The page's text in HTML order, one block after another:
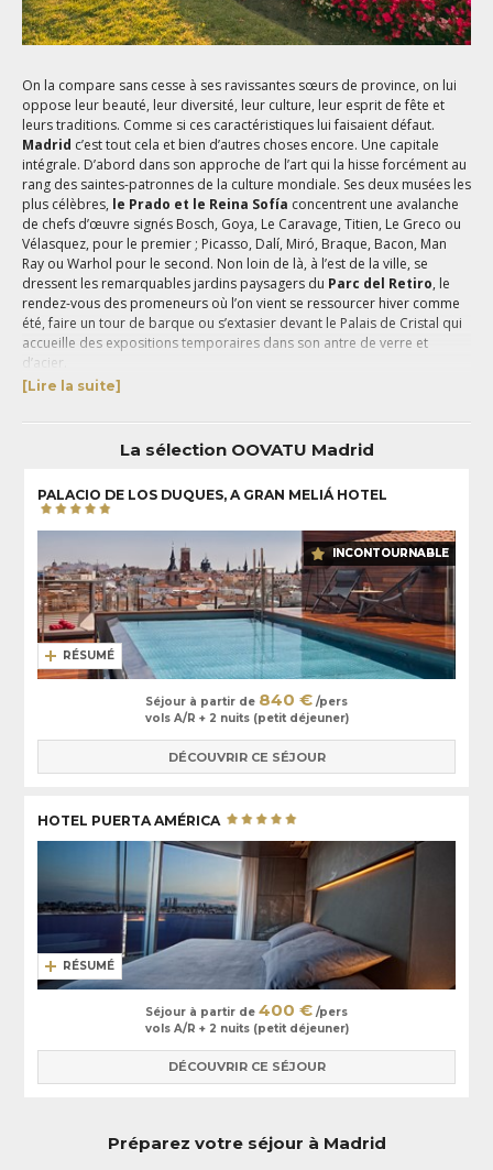
On la compare sans cesse à ses ravissantes sœurs de province, on lui
oppose leur beauté, leur diversité, leur culture, leur esprit de fête et
leurs traditions. Comme si ces caractéristiques lui faisaient défaut.
Madrid c’est tout cela et bien d’autres choses encore. Une capitale
intégrale. D’abord dans son approche de l’art qui la hisse forcément au
rang des saintes-patronnes de la culture mondiale. Ses deux musées les
plus célèbres, le Prado et le Reina Sofía concentrent une avalanche
de chefs d’œuvre signés Bosch, Goya, Le Caravage, Titien, Le Greco ou
Vélasquez, pour le premier ; Picasso, Dalí, Miró, Braque, Bacon, Man
Ray ou Warhol pour le second. Non loin de là, à l’est de la ville, se
dressent les remarquables jardins paysagers du Parc del Retiro, le
rendez-vous des promeneurs où l’on vient se ressourcer hiver comme
été, faire un tour de barque ou s’extasier devant le Palais de Cristal qui
accueille des expositions temporaires dans son antre de verre et
d’acier.
Madrid, ce sont aussi ces grandes avenues élégantes ponctuées de
Comunicaciones, bâtiment grandiose devenu Hôtel de Ville ; la Puerta
del Sol, vibrante et cosmopolite au cœur de la cité ; laPlaza Mayor
prise en étau entre le Théâtre et le Palais Royal…
La plus grande ville du royaume possède, comme toute capitale qui se
respecte, son lot d’étrangetés, on pense auTemple d’Amon,
authentique monument d’Egypte reconstruit sur le sol madrilène, la
superbe gare Atocha qui dissimule une incroyable végétation, la Casa
de Campo, forêt aride que l’on survole en téléphérique et où l’on trouve
diverses installations, comme un parc d’attraction.
Unséjour à Madrid
, c’est aussi l’occasion de goûter à de savoureuses
spécialités culinaires : le cocido, les tripes à la madrilène, et le jamón,
star de la cuisine locale qui s’invite au menu de tous les restaurants de
la ville et que l’on peut picorer avec les doigts sur les stands des
marchés couverts. Notre favori, leMercado San Miguel
immanquable ! Le soir venu, on se perd dans les ruelles animées,
jonchées de bars à tapas, du quartier bohème de Lavapiès pour
connaitre l’atmosphère madrilène authentique. En somme, un séjour
[Lire la suite]
La sélection OOVATU Madrid
PALACIO DE LOS DUQUES, A GRAN MELIÁ HOTEL
INCONTOURNABLE
RÉSUMÉ
Séjour à partir de 840 € /pers
vols A/R + 2 nuits (petit déjeuner)
DÉCOUVRIR CE SÉJOUR
HOTEL PUERTA AMÉRICA
RÉSUMÉ
Séjour à partir de 400 € /pers
vols A/R + 2 nuits (petit déjeuner)
DÉCOUVRIR CE SÉJOUR
Préparez votre séjour à Madrid